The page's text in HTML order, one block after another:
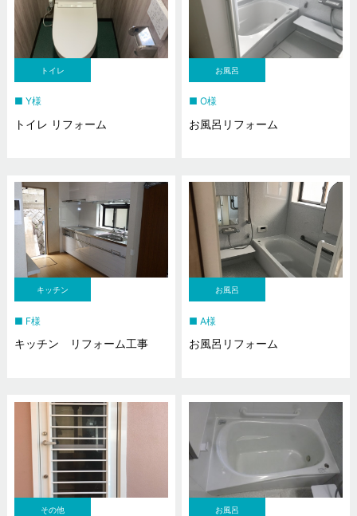
トイレ
Y様
トイレ リフォーム
お風呂
O様
お風呂リフォーム
キッチン
F様
キッチン リフォーム工事
お風呂
A様
お風呂リフォーム
その他 お風呂